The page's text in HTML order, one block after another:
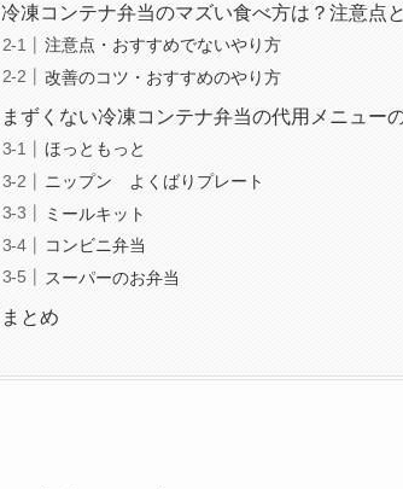
冷凍コンテナ弁当のマズい食べ方は？注意点
注意点・おすすめでないやり方
改善のコツ・おすすめのやり方
まずくない冷凍コンテナ弁当の代用メニュー
ほっともっと
ニップン よくばりプレート
ミールキット
コンビニ弁当
スーパーのお弁当
まとめ